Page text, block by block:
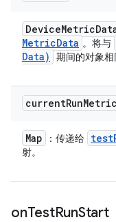
DeviceMetric
MetricData 。将与
Data)
期间的对象相
currentRun
Map ：传递给
射。
onTestRunStart